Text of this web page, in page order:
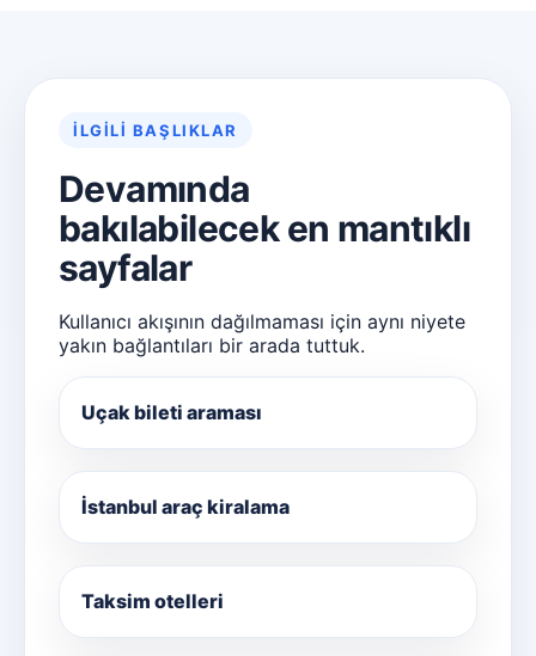
İLGILI BAŞLIKLAR
Devamında
bakılabilecek en mantıklı
sayfalar
Kullanıcı akışının dağılmaması için aynı niyete
yakın bağlantıları bir arada tuttuk.
Uçak bileti araması
İstanbul araç kiralama
Taksim otelleri